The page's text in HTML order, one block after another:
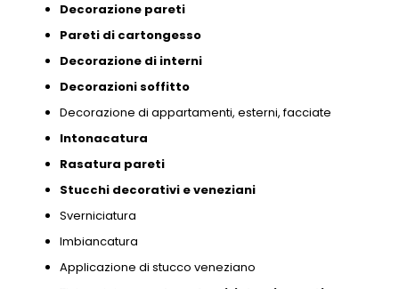
Decorazione pareti
Pareti di cartongesso
Decorazione di interni
Decorazioni soffitto
Decorazione di appartamenti, esterni,facciate
Intonacatura
Rasatura pareti
Stucchi decorativi eveneziani
Sverniciatura
Imbiancatura
Applicazione di stucco veneziano